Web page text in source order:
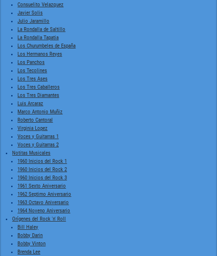
Consuelito Velazquez
Javier Solis
Julio Jaramillo
La Rondalla de Saltillo
La Rondalla Tapatia
Los Churumbeles de España
Los Hermanos Reyes
Los Panchos
Los Tecolines
Los Tres Ases
Los Tres Caballeros
Los Tres Diamantes
Luis Arcaraz
Marco Antonio Muñiz
Roberto Cantoral
Virginia Lopez
Voces y Guitarras 1
Voces y Guitarras 2
Notitas Musicales
1960 Inicios del Rock 1
1960 Inicios del Rock 2
1960 Inicios del Rock 3
1961 Sexto Aniversario
1962 Septimo Aniversario
1963 Octavo Aniversario
1964 Noveno Aniversario
Orígenes del Rock 'n' Roll
Bill Haley
Bobby Darin
Bobby Vinton
Brenda Lee